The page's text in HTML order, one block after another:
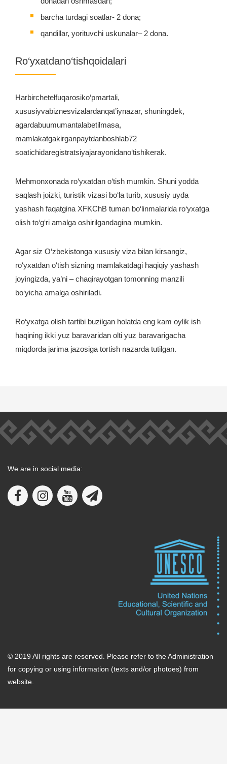
barcha turdagi soatlar- 2 dona;
qandillar, yorituvchi uskunalar– 2 dona.
Ro‘yxatdano‘tishqoidalari
Harbirchetelfuqarosiko‘pmartali,
xususiyvabiznesvizalardanqat’iynazar, shuningdek,
agardabuumumantalabetilmasa,
mamlakatgakirganpaytdanboshlab72
soatichidaregistratsiyajarayonidano‘tishikerak.
Mehmonxonada ro‘yxatdan o‘tish mumkin. Shuni yodda
saqlash joizki, turistik vizasi bo‘la turib, xususiy uyda
yashash faqatgina XFKChB tuman bo‘linmalarida ro‘yxatga
olish to‘g‘ri amalga oshirilgandagina mumkin.
Agar siz O‘zbekistonga xususiy viza bilan kirsangiz,
ro‘yxatdan o‘tish sizning mamlakatdagi haqiqiy yashash
joyingizda, ya’ni – chaqirayotgan tomonning manzili
bo‘yicha amalga oshiriladi.
Ro‘yxatga olish tartibi buzilgan holatda eng kam oylik ish
haqining ikki yuz baravaridan olti yuz baravarigacha
miqdorda jarima jazosiga tortish nazarda tutilgan.
We are in social media:
© 2019 All rights are reserved. Please refer to the Administration
for copying or using information (texts and/or photoes) from
website.